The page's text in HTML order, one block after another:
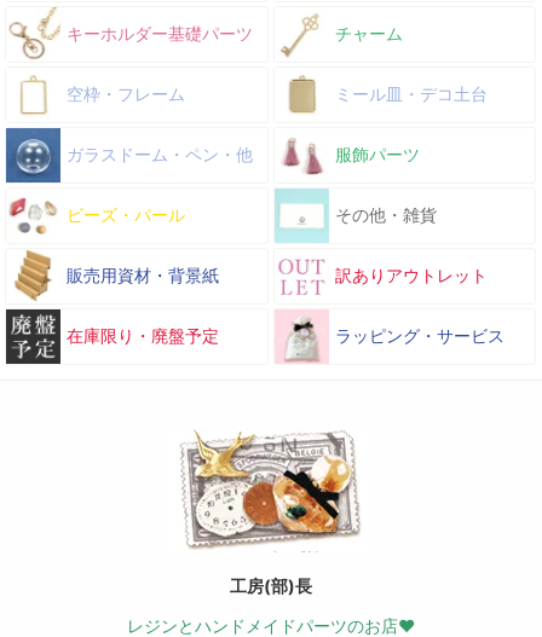
キーホルダー基礎パーツ チャーム
空枠・フレーム ミール皿・デコ土台
ガラスドーム・ペン・他 服飾パーツ
ビーズ・パール その他・雑貨
販売用資材・背景紙 訳ありアウトレット
在庫限り・廃盤予定 ラッピング・サービス
工房(部)長
レジンとハンドメイドパーツのお店♥